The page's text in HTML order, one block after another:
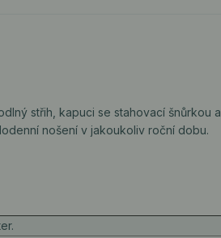
střih, kapuci se stahovací šnůrkou a
nošení v jakoukoliv roční dobu.